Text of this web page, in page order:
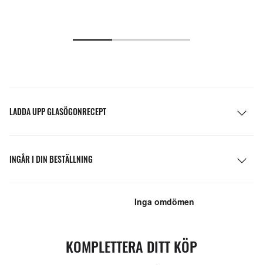
LADDA UPP GLASÖGONRECEPT
INGÅR I DIN BESTÄLLNING
KOMPLETTERA DITT KÖP